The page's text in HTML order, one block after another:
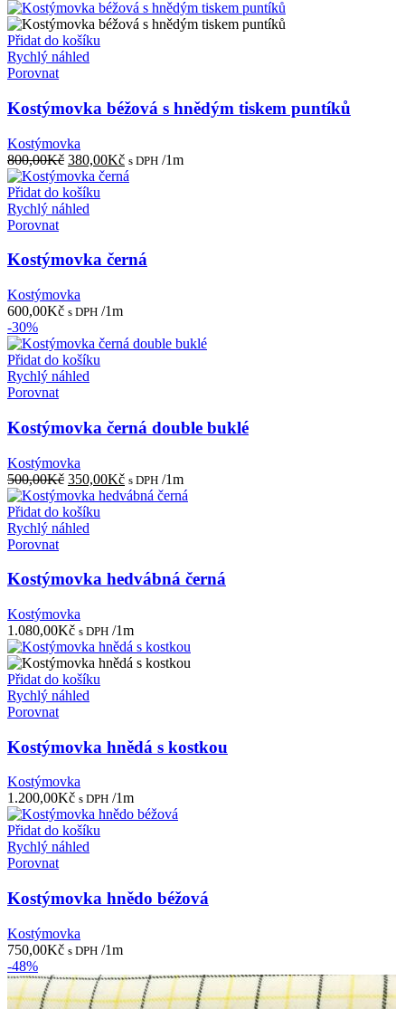
Přidat do košíku
Rychlý náhled
Porovnat
Kostýmovka béžová s hnědým tiskem puntíků
Kostýmovka
800,00Kč Původní
cena
byla:
800,00Kč.
380,00KčAktuální
cena
s DPH /1m
Přidat do košíku
Rychlý náhled
Porovnat
Kostýmovka černá
Kostýmovka
600,00Kč s DPH /1m
-30%
Přidat do košíku
Rychlý náhled
Porovnat
Kostýmovka černá double buklé
Kostýmovka
500,00Kč Původní
cena
byla:
500,00Kč.
350,00KčAktuální
cena
s DPH /1m
Přidat do košíku
Rychlý náhled
Porovnat
Kostýmovka hedvábná černá
Kostýmovka
1.080,00Kč s DPH /1m
Přidat do košíku
Rychlý náhled
Porovnat
Kostýmovka hnědá s kostkou
Kostýmovka
1.200,00Kč s DPH /1m
Přidat do košíku
Rychlý náhled
Porovnat
Kostýmovka hnědo béžová
Kostýmovka
750,00Kč s DPH /1m
-48%